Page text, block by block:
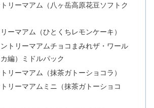
リーマアム（八ヶ岳高原花豆ソフトク
ーマアム（ひとくちレモンケーキ）
ントリーマアムチョコまみれザ・ワール
編）ミドルパック
リーマアム（抹茶ガトーショコラ）
リーマアムミニ（抹茶ガトーショコ